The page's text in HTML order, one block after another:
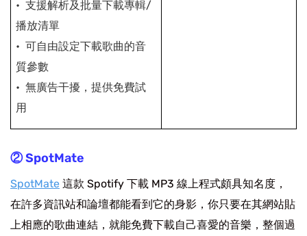
支援解析及批量下載專輯/
播放清單
可自由設定下載歌曲的音
質參數
無廣告干擾，提供免費試
用
② SpotMate
SpotMate 這款 Spotify 下載 MP3 線上程式頗具知名度，
在許多資訊站和論壇都能看到它的身影，你只要在其網站貼
上相應的歌曲連結，就能免費下載自己喜愛的音樂，整個過